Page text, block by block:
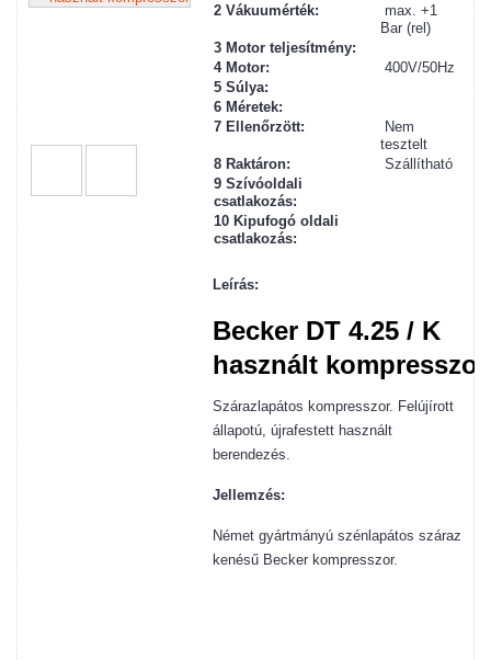
2 Vákuumérték:
max. +1
Bar (rel)
3 Motor teljesítmény:
4 Motor:
400V/50Hz
5 Súlya:
6 Méretek:
7 Ellenőrzött:
Nem
tesztelt
8 Raktáron:
Szállítható
9 Szívóoldali
csatlakozás:
10 Kipufogó oldali
csatlakozás:
Leírás:
Becker DT 4.25 / K
használt kompresszor
Szárazlapátos kompresszor. Felújírott
állapotú, újrafestett használt
berendezés.
Jellemzés:
Német gyártmányú szénlapátos száraz
kenésű Becker kompresszor.